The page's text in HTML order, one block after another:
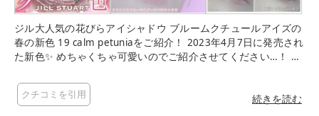
ジル大人気の花びらアイシャドウ ブルームクチュールアイズの
春の新色 19 calm petuniaをご紹介！ 2023年4月7日に発売され
た新色✨ めちゃくちゃ可愛いのでご紹介させてください…！ ト
きを与えるペタルカラー4色が 1つになった5色のアイパレ。 春
の新色は嬉しい定番新色です☺️ 私は初回生産分の限定花柄デザ
クチコミを引用 続きを読む